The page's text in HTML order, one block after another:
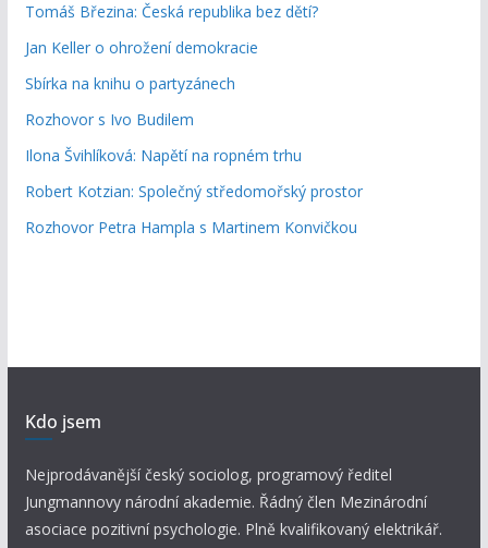
Tomáš Březina: Česká republika bez dětí?
Jan Keller o ohrožení demokracie
Sbírka na knihu o partyzánech
Rozhovor s Ivo Budilem
Ilona Švihlíková: Napětí na ropném trhu
Robert Kotzian: Společný středomořský prostor
Rozhovor Petra Hampla s Martinem Konvičkou
Kdo jsem
Nejprodávanější český sociolog, programový ředitel
Jungmannovy národní akademie. Řádný člen Mezinárodní
asociace pozitivní psychologie. Plně kvalifikovaný elektrikář.